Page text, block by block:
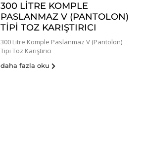
300 LITRE KOMPLE
PASLANMAZ V (PANTOLON)
TIPI TOZ KARIŞTIRICI
300 Litre Komple Paslanmaz V (Pantolon)
Tipi Toz Karıştırıcı
daha fazla oku